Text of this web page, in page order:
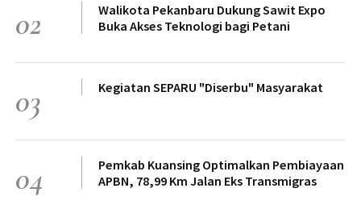
02
Walikota Pekanbaru Dukung Sawit Expo
Buka Akses Teknologi bagi Petani
03 Kegiatan SEPARU "Diserbu" Masyarakat
04
Pemkab Kuansing Optimalkan Pembiayaan
APBN, 78,99 Km Jalan Eks Transmigras